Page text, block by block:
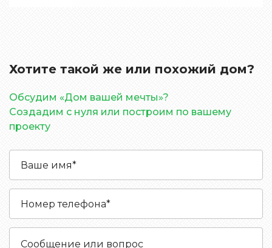
Хотите такой же или похожий дом?
Обсудим «Дом вашей мечты»?
Создадим с нуля или построим по вашему
проекту